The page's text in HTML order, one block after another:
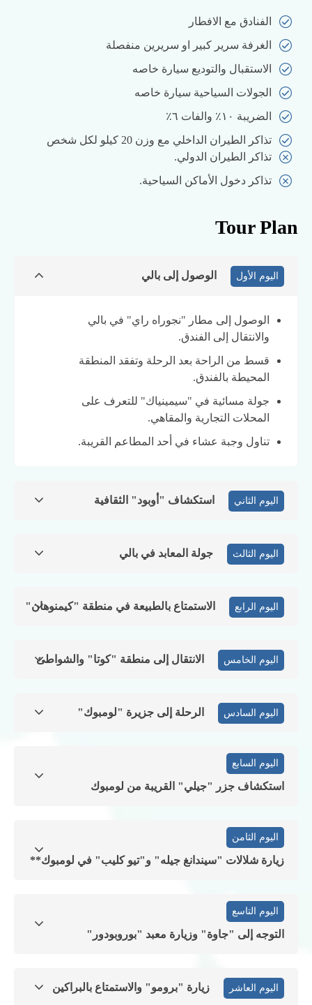
الفنادق مع الافطار
الغرفة سرير كبير او سريرين منفصلة
الاستقبال والتوديع سيارة خاصه
الجولات السياحية سيارة خاصه
الضريبة ١٠٪ والفات ٦٪
تذاكر الطيران الداخلي مع وزن 20 كيلو لكل شخص
تذاكر الطيران الدولي.
تذاكر دخول الأماكن السياحية.
Tour Plan
اليوم الأول الوصول إلى بالي
الوصول إلى مطار "نجوراه راي" في بالي
والانتقال إلى الفندق.
قسط من الراحة بعد الرحلة وتفقد المنطقة
المحيطة بالفندق.
جولة مسائية في "سيمينياك" للتعرف على
المحلات التجارية والمقاهي.
تناول وجبة عشاء في أحد المطاعم القريبة.
اليوم الثاني استكشاف "أوبود" الثقافية
اليوم الثالث جولة المعابد في بالي
اليوم الرابع الاستمتاع بالطبيعة في منطقة "كيمنوهان"
اليوم الخامس الانتقال إلى منطقة "كوتا" والشواطئ
اليوم السادس الرحلة إلى جزيرة "لومبوك"
اليوم السابع
استكشاف جزر "جيلي" القريبة من لومبوك
اليوم الثامن
زيارة شلالات "سيندانغ جيله" و"تيو كليب" في لومبوك**
اليوم التاسع
التوجه إلى "جاوة" وزيارة معبد "بوروبودور"
اليوم العاشر زيارة "برومو" والاستمتاع بالبراكين